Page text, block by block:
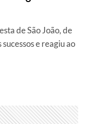
de São João, de
e reagiu ao